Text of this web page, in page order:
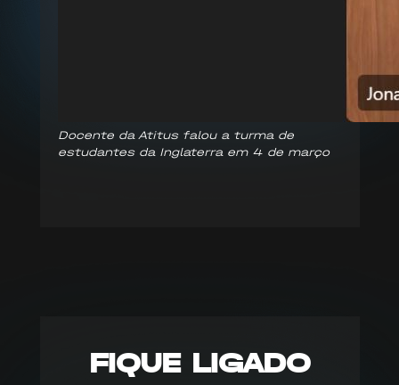
Docente da Atitus falou a turma de
estudantes da Inglaterra em 4 de março
FIQUE LIGADO